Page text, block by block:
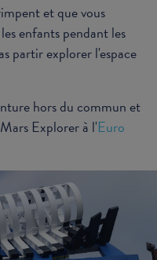
et que vous
enfants pendant les
partir explorer l'espace
hors du commun et
Explorer à l'Euro